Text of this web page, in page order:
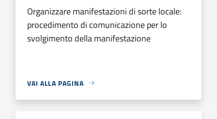
Organizzare manifestazioni di sorte locale:
procedimento di comunicazione per lo
svolgimento della manifestazione
VAI ALLA PAGINA